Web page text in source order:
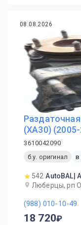
08.08.2026
(XA30)
3610042090
б.у. оригинал
в
542 AutoBAL|
Люберцы, рп
(988) 010-10-49
18 720